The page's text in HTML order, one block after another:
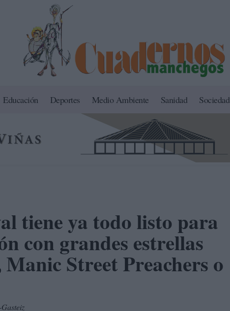
Educación Deportes Medio Ambiente Sanidad Sociedad
tiene ya todo listo para
con grandes estrellas
Street Preachers o